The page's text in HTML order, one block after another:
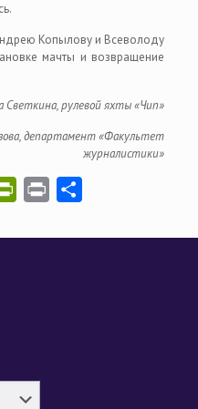
Копылову и Всеволоду
мачты и возвращение
Светкина, рулевой яхты «Чип»
департамент «Факультет
журналистики»
PrintFriendly
Print